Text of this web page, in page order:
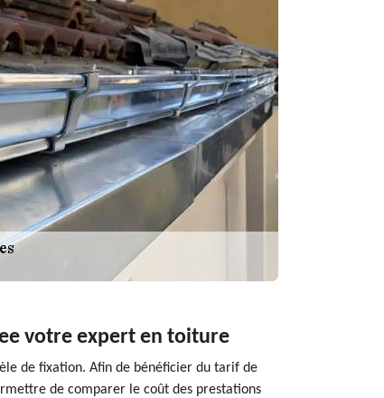
votre expert en toiture
de fixation. Afin de bénéficier du tarif de
de comparer le coût des prestations